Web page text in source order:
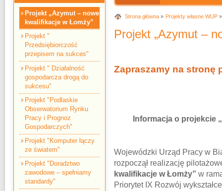
Strona główna Projekty własne WUP
Projekt „Azymut –
Zapraszamy na stronę
Informacja o projekcie
Wojewódzki Urząd Pracy w
rozpoczął realizację
kwalifikacje w Łomży” w
Priorytet IX Rozwój
Projekt „Azymut – nowe
kwalifikacje w Łomży”
Projekt "
Przedsiębiorczość
przepisem na sukces"
Projekt " Działalność
gospodarcza drogą do
sukcesu"
Projekt "Podlaskie
Obserwatorium Rynku
Pracy i Prognoz
Gospodarczych"
Projekt "Komputer łączy
ze światem"
Projekt "Doradztwo
zawodowe – spełniamy
standardy"